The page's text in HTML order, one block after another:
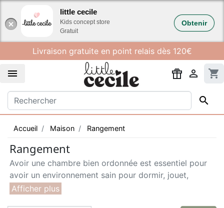
little cecile
Kids concept store
Gratuit
Obtenir
Livraison gratuite en point relais dès 120€
  shopping_cart

Accueil Maison Rangement
Rangement
Avoir une chambre bien ordonnée est essentiel pour
avoir un environnement sain pour dormir, jouet,
s'épanouir. Et puis c’est tellement plus joli !